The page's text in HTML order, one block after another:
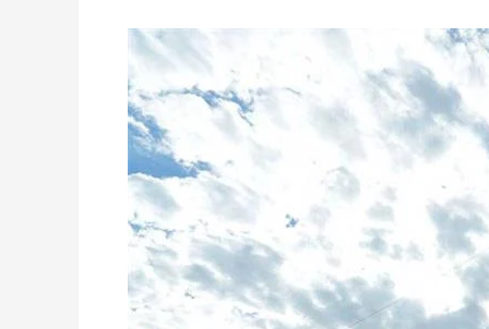
Persiste
protesta
de
la
comunidad
en
el
proyecto
YW